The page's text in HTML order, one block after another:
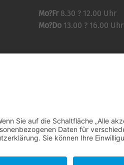
Mo?Fr 8.30 ? 12.00 Uhr
Mo?Do 13.00 ? 16.00 Uhr